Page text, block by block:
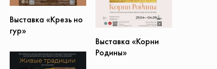
Выставка «Крезь но
гур»
Выставка «Корни
Родины»